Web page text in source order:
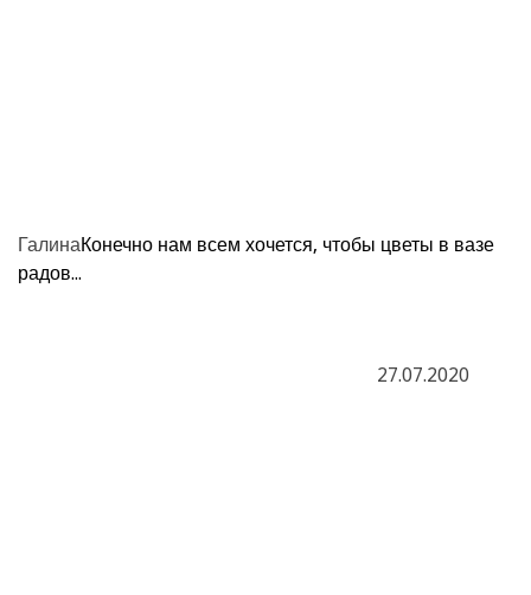
ГалинаКонечно нам всем хочется, чтобы цветы в вазе
радов...
27.07.2020